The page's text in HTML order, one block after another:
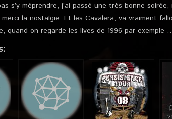
s’y méprendre, j’ai passé une très bonne
la nostalgie. Et les Cavalera, va vraiment
quand on regarde les lives de 1996 par exemple